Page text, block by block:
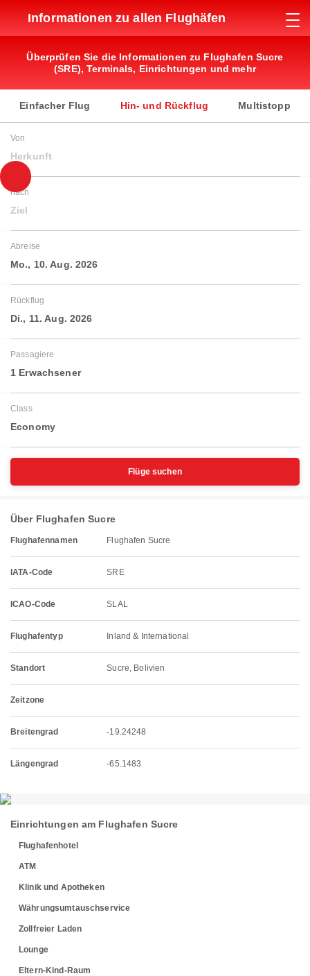
Informationen zu allen Flughäfen
Überprüfen Sie die Informationen zu Flughafen Sucre
(SRE), Terminals, Einrichtungen und mehr
Einfacher Flug Hin- und Rückflug Multistopp
Von
Herkunft
nach
Ziel
Abreise
Mo., 10. Aug. 2026
Rückflug
Di., 11. Aug. 2026
Passagiere
1 Erwachsener
Class
Economy
Flüge suchen
Über Flughafen Sucre
Flughafennamen Flughafen Sucre
IATA-Code SRE
ICAO-Code SLAL
Flughafentyp Inland & International
Standort Sucre, Bolivien
Zeitzone
Breitengrad -19.24248
Längengrad -65.1483
Einrichtungen am Flughafen Sucre
Flughafenhotel
ATM
Klinik und Apotheken
Währungsumtauschservice
Zollfreier Laden
Lounge
Eltern-Kind-Raum